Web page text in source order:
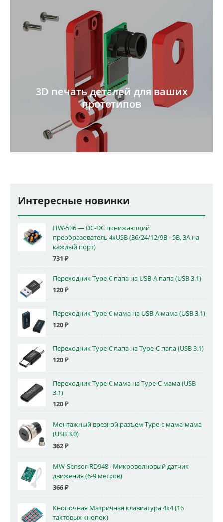
3D печать деталей для ваших
прототипов
Интересные новинки
HW-536 — DC-DC понижающий
преобразователь 4xUSB (36/24/12/9В - 5В, 3А на
каждый порт)
731 ₽
Переходник Type-C папа на USB-A папа (USB 3.1)
120₽
Переходник Type-C мама на USB-A мама (USB 3.1)
120₽
Переходник Type-C папа на Type-C папа (USB 3.1)
120₽
Переходник Type-C мама на Type-C мама (USB
3.1)
120₽
Монтажный врезной разъем Type-c мама-мама
(USB 3.0)
362₽
MW-Sensor-RD948 - Микроволновый датчик
движения (6-9 метров)
366₽
Кнопочная Матричная клавиатура 4x4 (16
тактовых кнопок)